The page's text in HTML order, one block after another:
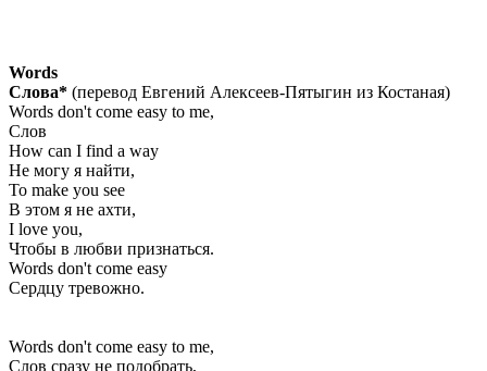
Words
Слова* (перевод Евгений Алексеев-Пятыгин из Костаная)
Words don't come easy to me,
Слов
How can I find a way
Не могу я найти,
To make you see
В этом я не ахти,
I love you,
Чтобы в любви признаться.
Words don't come easy
Сердцу тревожно.
Words don't come easy to me,
Слов сразу не подобрать,